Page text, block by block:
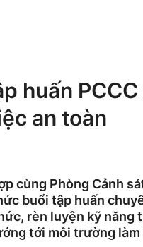
huấn
an toàn
cùng Phòng Cảnh
buổi tập huấn
rèn luyện kỹ
tới môi trường làm